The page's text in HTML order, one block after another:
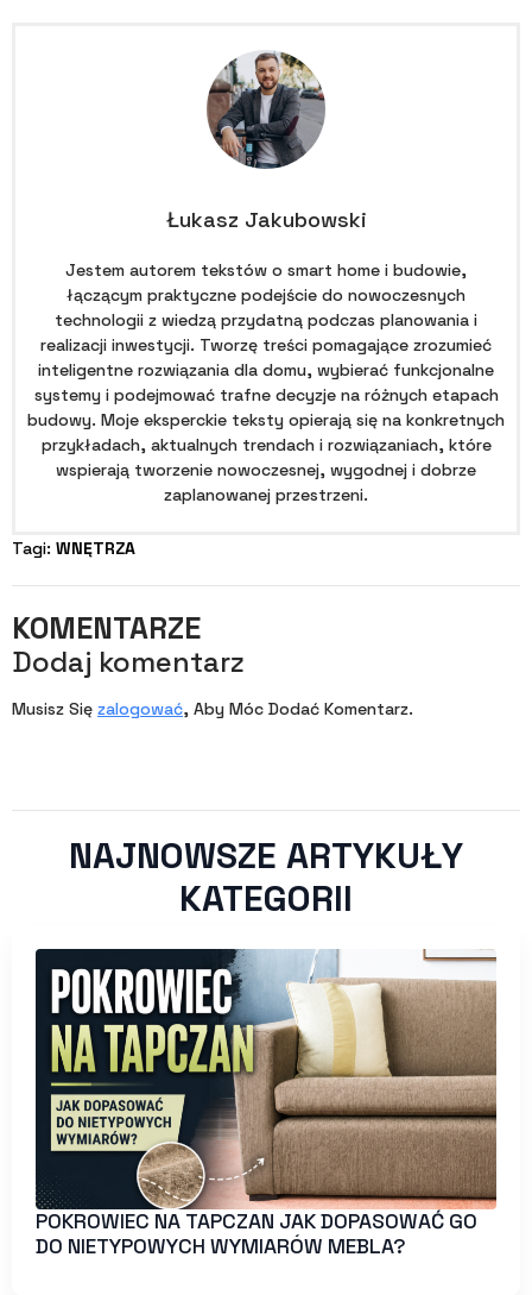
Łukasz Jakubowski
Jestem autorem tekstów o smart home i budowie,
łączącym praktyczne podejście do nowoczesnych
technologii z wiedzą przydatną podczas planowania i
realizacji inwestycji. Tworzę treści pomagające zrozumieć
inteligentne rozwiązania dla domu, wybierać funkcjonalne
systemy i podejmować trafne decyzje na różnych etapach
budowy. Moje eksperckie teksty opierają się na konkretnych
przykładach, aktualnych trendach i rozwiązaniach, które
wspierają tworzenie nowoczesnej, wygodnej i dobrze
zaplanowanej przestrzeni.
Tagi: WNĘTRZA
KOMENTARZE
Dodaj komentarz
Musisz Się zalogować, Aby Móc Dodać Komentarz.
NAJNOWSZE ARTYKUŁY
KATEGORII
POKROWIEC NA TAPCZAN JAK DOPASOWAĆ GO
DO NIETYPOWYCH WYMIARÓW MEBLA?